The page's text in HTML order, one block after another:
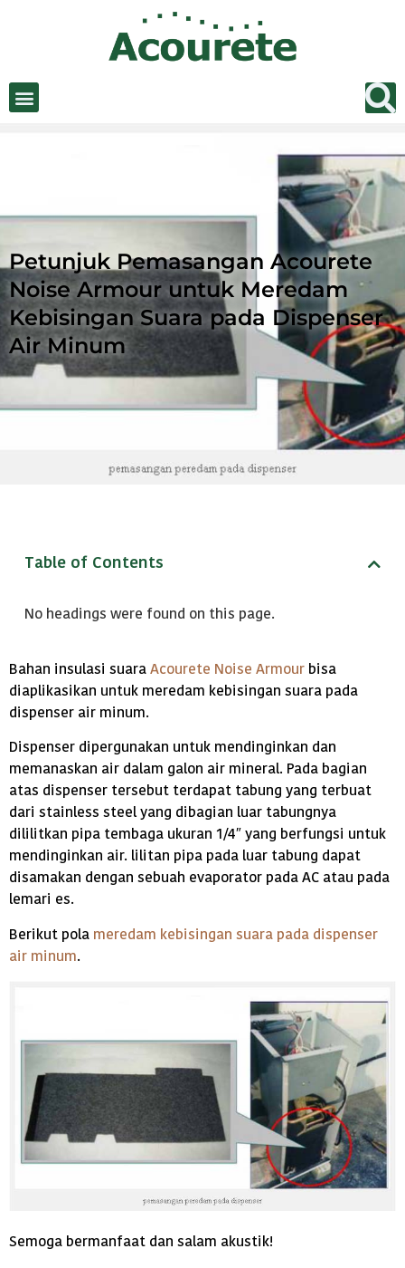
Petunjuk Pemasangan Acourete
Noise Armour untuk Meredam
Kebisingan Suara pada Dispenser
Air Minum
Table of Contents
No headings were found on this page.
Bahan insulasi suara Acourete Noise Armour bisa
diaplikasikan untuk meredam kebisingan suara pada
dispenser air minum.
Dispenser dipergunakan untuk mendinginkan dan
memanaskan air dalam galon air mineral. Pada bagian
atas dispenser tersebut terdapat tabung yang terbuat
dari stainless steel yang dibagian luar tabungnya
dililitkan pipa tembaga ukuran 1/4″ yang berfungsi untuk
mendinginkan air. lilitan pipa pada luar tabung dapat
disamakan dengan sebuah evaporator pada AC atau pada
lemari es.
Berikut pola meredam kebisingan suara pada dispenser
air minum.
Semoga bermanfaat dan salam akustik!